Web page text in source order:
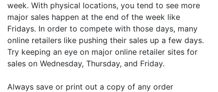
week. With physical locations, you tend to see more
major sales happen at the end of the week like
Fridays. In order to compete with those days, many
online retailers like pushing their sales up a few days.
Try keeping an eye on major online retailer sites for
sales on Wednesday, Thursday, and Friday.
Always save or print out a copy of any order